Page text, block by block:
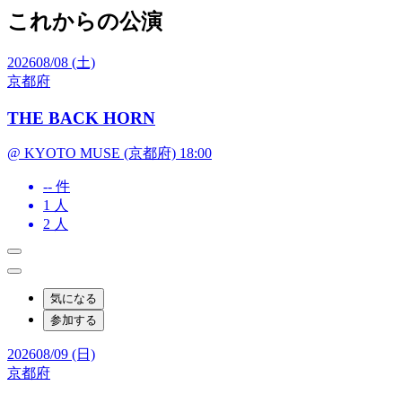
これからの公演
202608/08 (土)
京都府
THE BACK HORN
@ KYOTO MUSE (京都府) 18:00
-- 件
1 人
2 人
気になる
参加する
202608/09 (日)
京都府